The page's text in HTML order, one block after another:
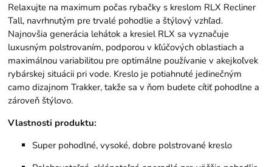
Relaxujte na maximum počas rybačky s kreslom RLX Recliner
Tall, navrhnutým pre trvalé pohodlie a štýlový vzhľad.
Najnovšia generácia lehátok a kresiel RLX sa vyznačuje
luxusným polstrovaním, podporou v kľúčových oblastiach a
maximálnou variabilitou pre optimálne používanie v akejkoľvek
rybárskej situácii pri vode. Kreslo je potiahnuté jedinečným
camo dizajnom Trakker, takže sa v ňom budete cítiť pohodlne a
zároveň štýlovo.
Vlastnosti produktu:
Super pohodlné, vysoké, dobre polstrované kreslo